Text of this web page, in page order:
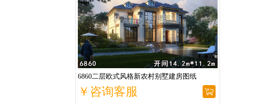
6860二层欧式风格新农村别墅建房图纸
￥咨询客服